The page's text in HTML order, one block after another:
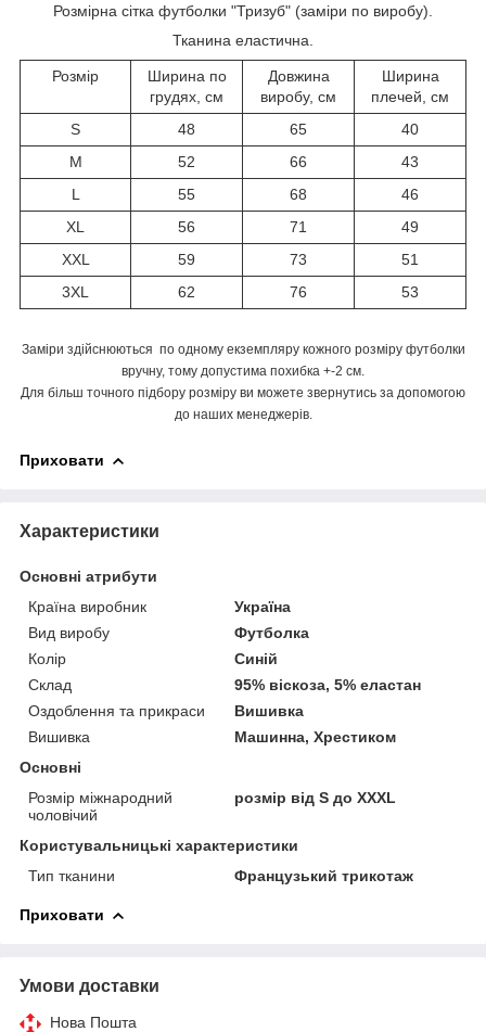
Розмірна сітка футболки "Тризуб" (заміри по виробу).
Тканина еластична.
Розмір
Ширина по
грудях, см
Довжина
виробу, см
Ширина
плечей, см
S
48 65
40
M
52 66
43
L
55 68
46
XL
56 71
49
XXL
59 73
51
3XL
62 76 53
Заміри здійснюються по одному екземпляру кожного розміру футболки
вручну, тому допустима похибка +-2 см.
Для більш точного підбору розміру ви можете звернутись за допомогою
до наших менеджерів.
Приховати
Характеристики
Основні атрибути
Країна виробник
Україна
Вид виробу
Футболка
Колір
Синій
Склад
95% віскоза, 5% еластан
Оздоблення та прикраси
Вишивка
Вишивка
Машинна, Хрестиком
Основні
Розмір міжнародний
чоловічий
розмір від S до XXXL
Користувальницькі характеристики
Тип тканини
Французький трикотаж
Приховати
Умови доставки
Нова Пошта